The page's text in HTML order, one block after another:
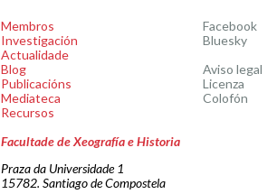
Membros
Investigación
Actualidade
Blog
Publicacións
Mediateca
Recursos
Facebook
Bluesky
Aviso legal
Licenza
Colofón
Facultade de Xeografía e Historia
Praza da Universidade 1
15782. Santiago de Compostela